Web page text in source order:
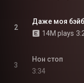
2
Даже моя
14M plays
3
Нон стоп
3:34